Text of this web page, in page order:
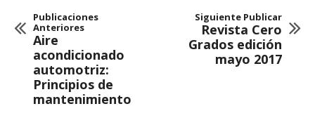
Publicaciones
Anteriores
Aire
acondicionado
automotriz:
Principios de
mantenimiento
Siguiente Publicar
Revista Cero
Grados edición
mayo 2017